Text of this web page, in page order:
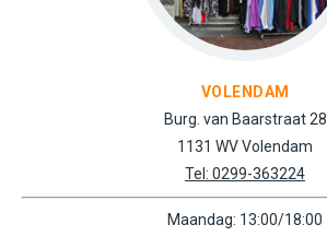
VOLENDAM
Burg. van Baarstraat 28
1131 WV Volendam
Tel: 0299-363224
Maandag: 13:00/18:00